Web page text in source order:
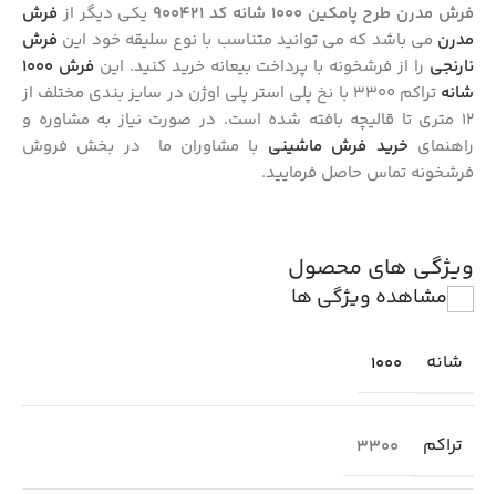
فرش مدرن طرح پامکین 1000 شانه کد 900421 یکی دیگر از فرش
مدرن می باشد که می توانید متناسب با نوع سلیقه خود این فرش
نارنجی را از فرشخونه با پرداخت بیعانه خرید کنید. این
فرش 1000
شانه
تراکم 3300 با نخ پلی استر پلی اوژن در سایز بندی مختلف از
12 متری تا قالیچه بافته شده است. در صورت نیاز به مشاوره و
راهنمای خرید فرش ماشینی با مشاوران ما در بخش فروش
فرشخونه تماس حاصل فرمایید.
ویژگی های محصول
مشاهده ویژگی ها
شانه 1000
تراکم 3300